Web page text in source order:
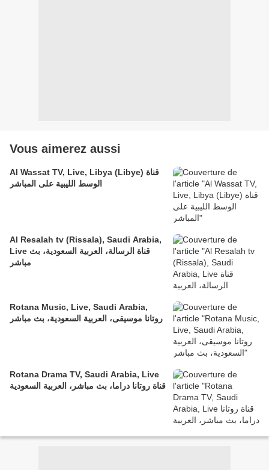
Vous aimerez aussi
Al Wassat TV, Live, Libya (Libye) قناة
الوسط الليبية على المباشر
Al Resalah tv (Rissala), Saudi Arabia,
Live قناة الرسالة، العربية السعودية، بث
مباشر
Rotana Music, Live, Saudi Arabia,
روتانا موسيقى، العربية السعودية، بث مباشر
Rotana Drama TV, Saudi Arabia, Live
قناة روتانا دراما، بث مباشر، العربية السعودية